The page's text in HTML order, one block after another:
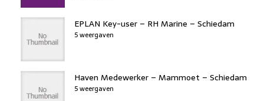
EPLAN Key-user – RH Marine – Schiedam
5 weergaven
Haven Medewerker – Mammoet – Schiedam
5 weergaven